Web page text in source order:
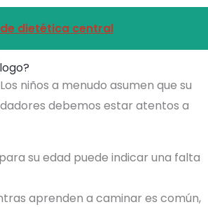
dietética central
niños a menudo asumen que su
debemos estar atentos a
su edad puede indicar una falta
aprenden a caminar es común,